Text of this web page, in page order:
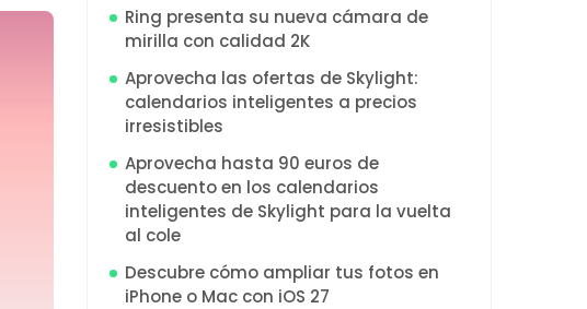
Ring presenta su nueva cámara de
mirilla con calidad 2K
Aprovecha las ofertas de Skylight:
calendarios inteligentes a precios
irresistibles
Aprovecha hasta 90 euros de
descuento en los calendarios
inteligentes de Skylight para la vuelta
al cole
Descubre cómo ampliar tus fotos en
iPhone o Mac con iOS 27